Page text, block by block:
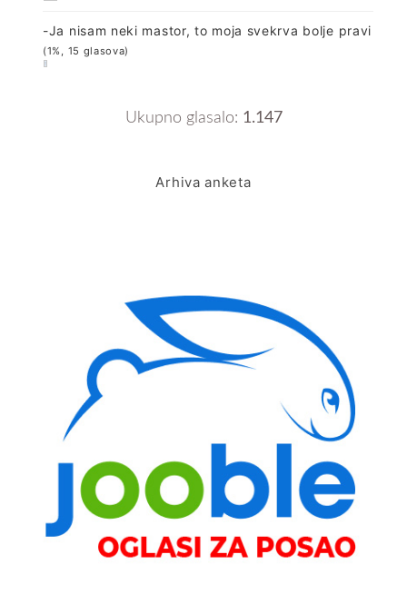
-Ja nisam neki mastor, to moja svekrva bolje pravi
(1%, 15 glasova)
Ukupno glasalo: 1.147
Arhiva anketa